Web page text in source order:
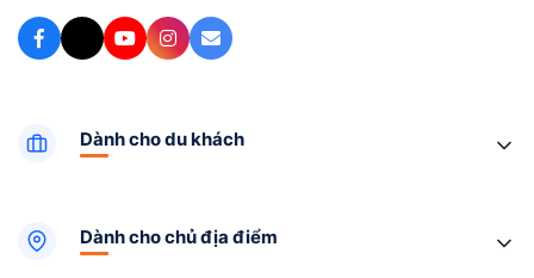
Dành cho du khách
Dành cho chủ địa điểm